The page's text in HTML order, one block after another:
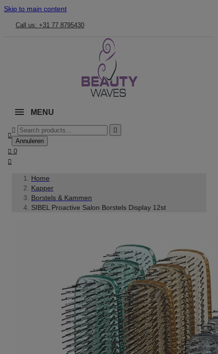
Skip to main content
Call us: +31 77 8795430
MENU



Annuleren
 0

Home
Kapper
Borstels & Kammen
SIBEL Proactive Salon Borstels Display 12st